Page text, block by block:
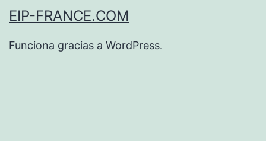
EIP-FRANCE.COM
Funciona gracias a WordPress.